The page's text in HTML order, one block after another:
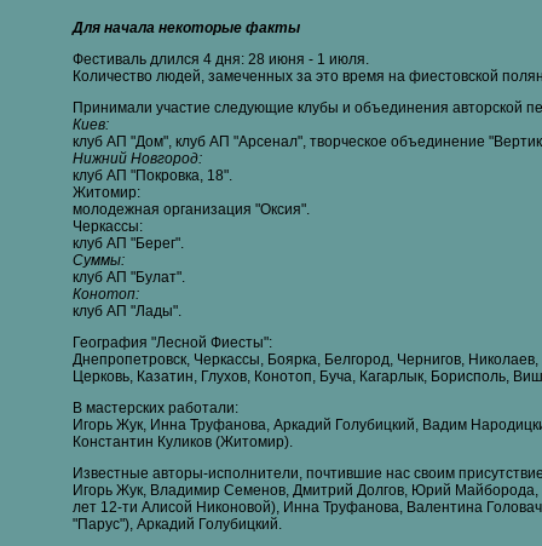
Для начала некоторые факты
Фестиваль длился 4 дня: 28 июня - 1 июля.
Количество людей, замеченных за это время на фиестовской
Принимали участие следующие клубы и объединения авторской
Киев:
клуб АП "Дом", клуб АП "Арсенал", творческое объединение
Нижний Новгород:
клуб АП "Покровка, 18".
Житомир:
молодежная организация "Оксия".
Черкассы:
клуб АП "Берег".
Суммы:
клуб АП "Булат".
Конотоп:
клуб АП "Лады".
География "Лесной Фиесты":
Днепропетровск, Черкассы, Боярка, Белгород, Чернигов,
Церковь, Казатин, Глухов, Конотоп, Буча, Кагарлык, Борисполь,
В мастерских работали:
Игорь Жук, Инна Труфанова, Аркадий Голубицкий, Вадим
Константин Куликов (Житомир).
Известные авторы-исполнители, почтившие нас своим
Игорь Жук, Владимир Семенов, Дмитрий Долгов, Юрий Майборода,
лет 12-ти Алисой Никоновой), Инна Труфанова, Валентина
"Парус"), Аркадий Голубицкий.